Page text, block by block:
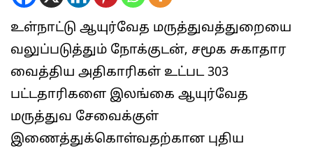
உள்நாட்டு ஆயுர்வேத மருத்துவத்துறையை
வலுப்படுத்தும் நோக்குடன், சமூக சுகாதார
வைத்திய அதிகாரிகள் உட்பட 303
பட்டதாரிகளை இலங்கை ஆயுர்வேத
மருத்துவ சேவைக்குள்
இணைத்துக்கொள்வதற்கான புதிய